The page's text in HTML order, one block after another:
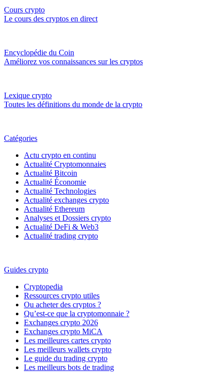
Cours crypto
Le cours des cryptos en direct
Encyclopédie du Coin
Améliorez vos connaissances sur les cryptos
Lexique crypto
Toutes les définitions du monde de la crypto
Catégories
Actu crypto en continu
Actualité Cryptomonnaies
Actualité Bitcoin
Actualité Économie
Actualité Technologies
Actualité exchanges crypto
Actualité Ethereum
Analyses et Dossiers crypto
Actualité DeFi & Web3
Actualité trading crypto
Guides crypto
Cryptopedia
Ressources crypto utiles
Ou acheter des cryptos ?
Qu’est-ce que la cryptomonnaie ?
Exchanges crypto 2026
Exchanges crypto MiCA
Les meilleures cartes crypto
Les meilleurs wallets crypto
Le guide du trading crypto
Les meilleurs bots de trading